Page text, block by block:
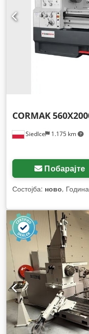
Siedlce 1.175 km
CORMAK
Побарајте
Состојба: ново,